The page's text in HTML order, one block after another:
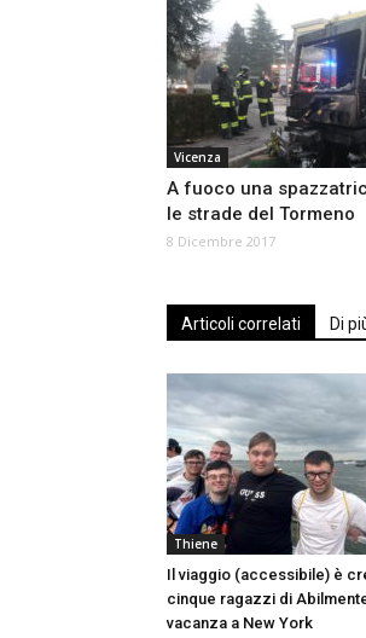
Vicenza
A fuoco una
le strade del Tormeno
8 Dicembre 2017
Articoli correlati Di
Thiene
Il viaggio (accessibile) è
cinque ragazzi di
vacanza a New York